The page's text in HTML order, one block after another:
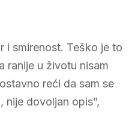
i smirenost. Teško je to
ranije u životu nisam
reći da sam se
nije dovoljan opis”,